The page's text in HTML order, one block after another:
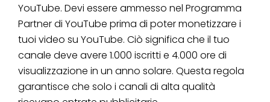
YouTube. Devi essere ammesso nel Programma
Partner di YouTube prima di poter monetizzare i
tuoi video su YouTube. Ciò significa che il tuo
canale deve avere 1.000 iscritti e 4.000 ore di
visualizzazione in un anno solare. Questa regola
garantisce che solo i canali di alta qualità